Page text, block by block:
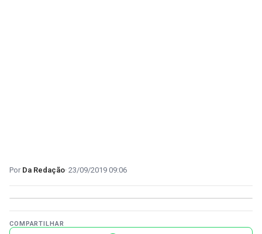
Da Redação 23/09/2019 09:06
COMPARTILHAR